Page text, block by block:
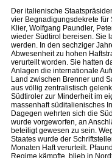
Der italienische
vier Begnadigungsdekrete für
Klier, Wolfgang Paundler,
wieder Südtirol bereisen. Sie
werden. In den sechziger
Abwesenheit zu hohen
verurteilt worden. Sie hatten
Anlagen die internationale
Land zwischen Brenner und
aus völlig zentralistisch
Südtiroler zur Minderheit im
massenhaft süditalienisches
Dagegen wehrten sich die
wurde vorgeworfen, an
beteiligt gewesen zu sein.
Staates wurde der
Monaten Haft verurteilt.
Regime kämpfte, blieb in